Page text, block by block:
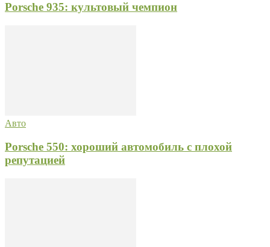
Porsche 935: культовый чемпион
Авто
Porsche 550: хороший автомобиль с плохой
репутацией